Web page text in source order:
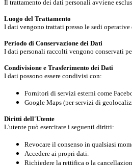
Il trattamento dei dati personali avviene
Luogo del Trattamento
I dati vengono trattati presso le sedi
Periodo di Conservazione dei Dati
I dati personali raccolti vengono conservati
Condivisione e Trasferimento dei Dati
I dati possono essere condivisi con:
Fornitori di servizi esterni come
Google Maps (per servizi di
Diritti dell'Utente
L'utente può esercitare i seguenti diritti:
Revocare il consenso in qualsiasi
Accedere ai propri dati.
Richiedere la rettifica o la